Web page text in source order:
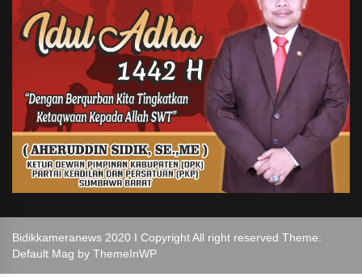
Bidikkameranews 2020 I Copyright All right reserved Theme:
Default Mag by ThemeInWP